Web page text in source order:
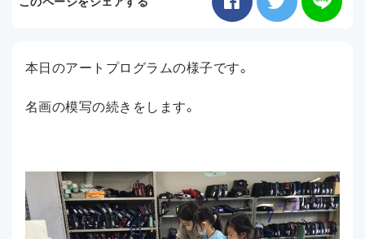
アクセス
本日のアートプログラムの様子です。
名画の模写の続きをします。